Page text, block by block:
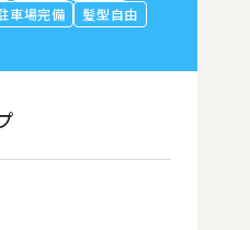
車場完備
髪型自由